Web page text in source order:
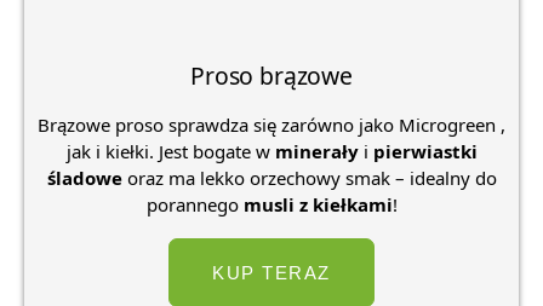
Proso brązowe
Brązowe proso sprawdza się zarówno jako Microgreen ,
jak i kiełki. Jest bogate w minerałyi pierwiastki
śladoweoraz ma lekko orzechowy smak – idealny do
porannego musli z kiełkami!
KUP TERAZ